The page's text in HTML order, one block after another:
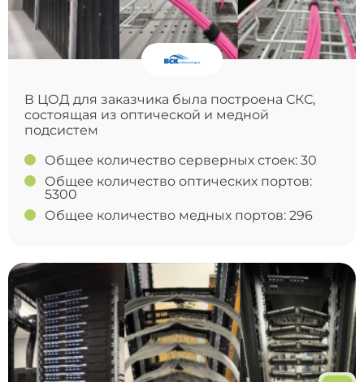
В ЦОД для заказчика была построена СКС,
состоящая из оптической и медной
подсистем
Общее количество серверных стоек: 30
Общее количество оптических портов:
5300
Общее количество медных портов: 296